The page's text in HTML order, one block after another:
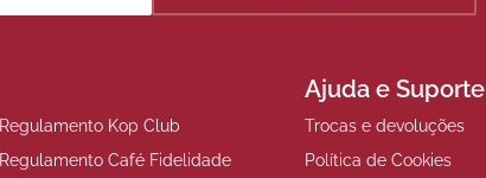
Regulamento Kop Club
Regulamento Café Fidelidade
Ajuda e Suporte
Trocas e devoluções
Política de Cookies